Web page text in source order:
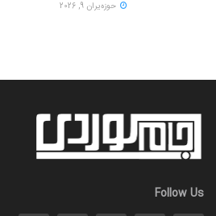
حوزه‌یران 9, 2026
Follow Us